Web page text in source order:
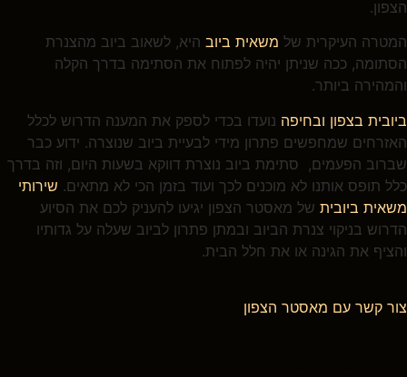
הצפון.
המטרה העיקרית של משאית ביוב היא, לשאוב ביוב מהצנרת
הסתומה, ככה שניתן יהיה לפתוח את הסתימה בדרך הקלה
והמהירה ביותר.
ביובית בצפון ובחיפה נועדו בכדי לספק את המענה הדרוש לכלל
האזרחים שמחפשים פתרון מידי לבעיית ביוב שנוצרה. ידוע כבר
שברוב הפעמים, סתימת ביוב נוצרת דווקא בשעות היום, וזה בדרך
כלל תופס אותנו לא מוכנים לכך ועוד בזמן הכי לא מתאים. שירותי
משאית ביובית של מאסטר הצפון יגיעו להעניק לכם את הסיוע
הדרוש בניקוי צנרת הביוב ובמתן פתרון לביוב שעלה על גדותיו
והציף את הגינה או את חלל הבית.
צור קשר עם מאסטר הצפון